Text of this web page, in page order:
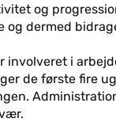
og
og dermed
involveret i
de første fire